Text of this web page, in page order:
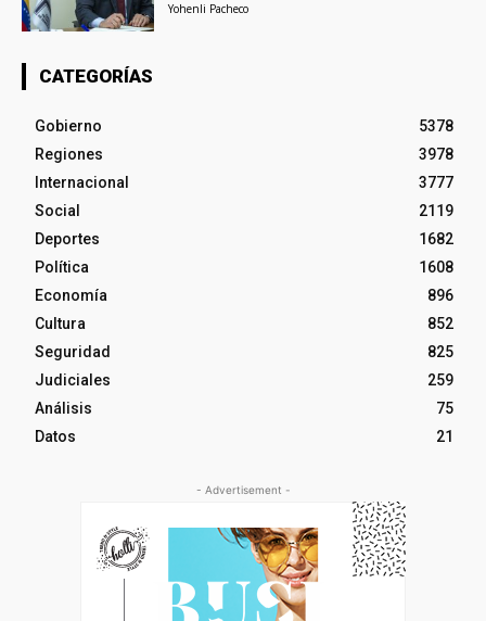
Yohenli Pacheco
CATEGORÍAS
Gobierno
5378
Regiones
3978
Internacional
3777
Social
2119
Deportes
1682
Política
1608
Economía
896
Cultura
852
Seguridad
825
Judiciales
259
Análisis
75
Datos
21
- Advertisement -